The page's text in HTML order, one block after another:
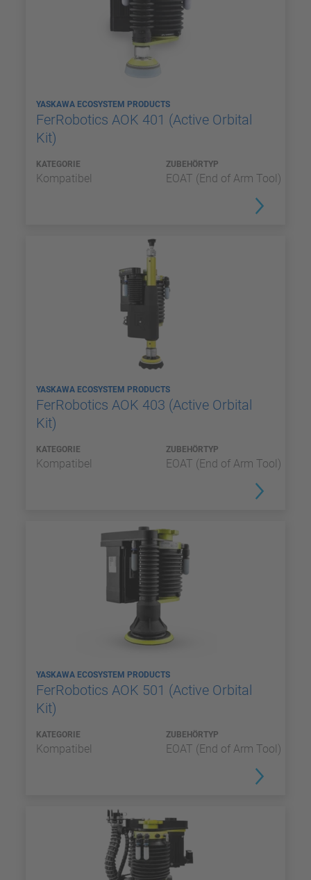
YASKAWA ECOSYSTEM PRODUCTS
FerRobotics AOK 401 (Active Orbital
Kit)
KATEGORIE
Kompatibel
ZUBEHÖRTYP
EOAT (End of Arm Tool)
YASKAWA ECOSYSTEM PRODUCTS
FerRobotics AOK 403 (Active Orbital
Kit)
KATEGORIE
Kompatibel
ZUBEHÖRTYP
EOAT (End of Arm Tool)
YASKAWA ECOSYSTEM PRODUCTS
FerRobotics AOK 501 (Active Orbital
Kit)
KATEGORIE
Kompatibel
ZUBEHÖRTYP
EOAT (End of Arm Tool)